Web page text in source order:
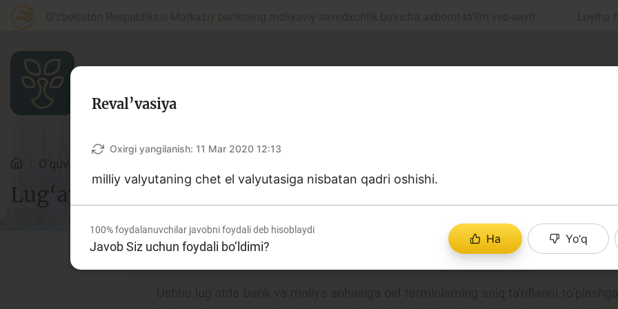
Maqolalar
O‘quv qo‘llanmalar
Lug‘at
Reval’vasiya
Oxirgi yangilanish: 11 Mar 2020 12:13
milliy valyutaning chet el valyutasiga nisbatan qadri oshishi.
100%foydalanuvchilar javobni foydali deb hisoblaydi
Javob Siz uchun foydali bo‘ldimi?
Ha Yo‘q